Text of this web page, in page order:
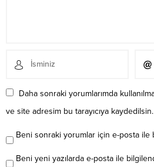
Daha sonraki yorumlarımda
ve site adresim bu tarayıcıya kaydedilsin.
Beni sonraki yorumlar için e-posta ile
Beni yeni yazılarda e-posta ile